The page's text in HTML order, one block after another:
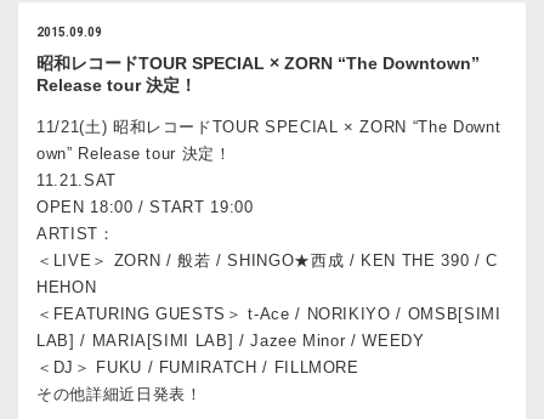
2015.09.09
昭和レコードTOUR SPECIAL × ZORN “The Downtown”
Release tour 決定！
11/21(土) 昭和レコードTOUR SPECIAL × ZORN “The Downt
own” Release tour 決定！
11.21.SAT
OPEN 18:00 / START 19:00
ARTIST：
＜LIVE＞ ZORN / 般若 / SHINGO★西成 / KEN THE 390 / C
HEHON
＜FEATURING GUESTS＞ t-Ace / NORIKIYO / OMSB[SIMI
LAB] / MARIA[SIMI LAB] / Jazee Minor / WEEDY
＜DJ＞ FUKU / FUMIRATCH / FILLMORE
その他詳細近日発表！